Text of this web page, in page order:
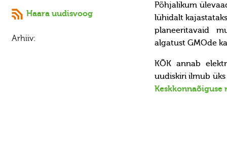
Haara uudisvoog
Arhiiv:
Põhjalikum
lühidalt
planeeritavaid
algatust GMOde
KÕK annab
uudiskiri ilmub
Keskkonnaõiguse